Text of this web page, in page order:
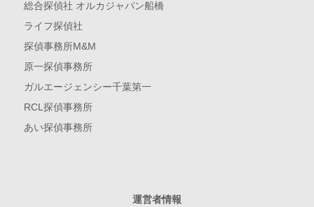
総合探偵社 オルカジャパン船橋
ライフ探偵社
探偵事務所M&M
原一探偵事務所
ガルエージェンシー千葉第一
RCL探偵事務所
あい探偵事務所
運営者情報